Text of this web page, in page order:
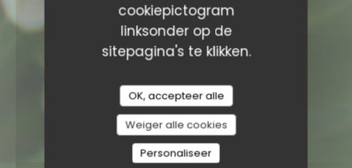
cookiepictogram
linksonder op de
sitepagina's te klikken.
OK, accepteer alle
Weiger alle cookies
Personaliseer